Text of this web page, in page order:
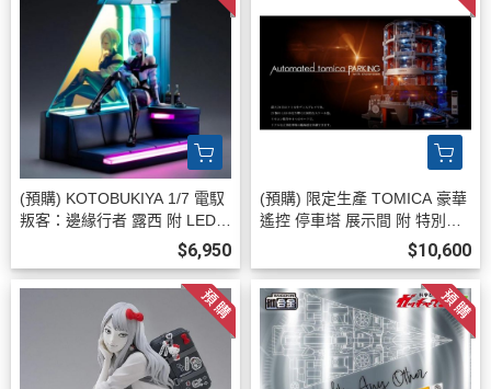
(預購) KOTOBUKIYA 1/7 電馭
叛客：邊緣行者 露西 附 LED展
示台 不可動完成品 20260813
$6,950
(預購) 限定生產 TOMICA 豪華
遙控 停車塔 展示間 附 特別色
Nissan GTR R35 Nismo 2026
$10,600